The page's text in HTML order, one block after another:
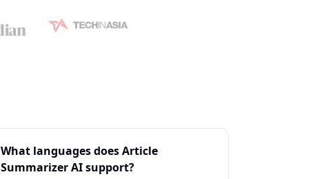
What languages does Article
Summarizer AI support?